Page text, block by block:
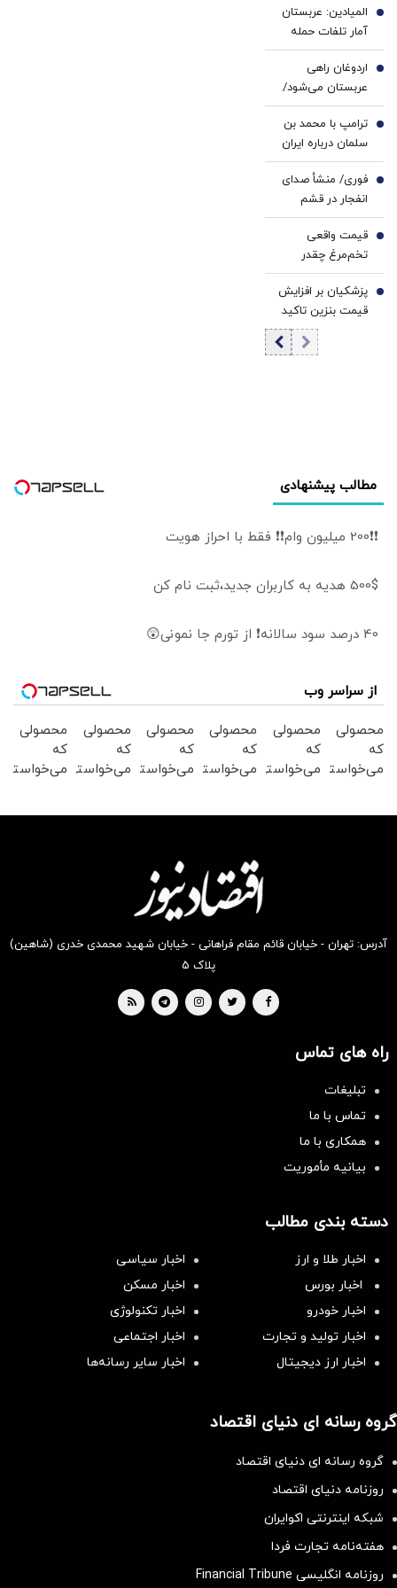
تنش، مقابله به
مثل می‌کنیم
المیادین: عربستان
آمار تلفات حمله
انصارالله را محرمانه
کرد
2
اردوغان راهی
عربستان می‌شود/
دیدار با محمد
بن‌سلمان در ریاض
3
ترامپ با محمد بن
سلمان درباره ایران
گفت‌وگو می‌کند/
جزئیات تماس
تلفنی
4
فوری/ منشأ صدای
انفجار در قشم
مشخص شد/ مقابه
با اهداف دشمن در
ورودی تنگه هرمز
5
قیمت واقعی
تخم‌مرغ چقدر
است؟/ مصرف
روزانه ۳ هزار و ۳۰۰
تن تخم مرغ در
6
پزشکیان بر افزایش
قیمت بنزین تاکید
7
مطالب پیشنهادی
❗❗200 میلیون وام❗❗ فقط با احراز هویت
500$ هدیه به کاربران جدید،ثبت نام کن
40 درصد سود سالانه❗ از تورم جا نمونی😲
از سراسر وب
محصولی
که
می‌خواستی
محصولی
که
می‌خواستی
محصولی
که
می‌خواستی
بخر !
محصولی
که
می‌خواستی
بخر !
محصولی
که
می‌خواستی
محصولی
که
می‌خواستی
آدرس: تهران - خیابان قائم مقام فراهانی - خیابان شهید محمدی خدری (شاهین)
پلاک ۵
راه های تماس
تبلیغات
تماس با ما
همکاری با ما
بیانیه مأموریت
دسته بندی مطالب
اخبار طلا و ارز
اخبار سیاسی
اخبار بورس
اخبار مسکن
اخبار خودرو
اخبار تکنولوژی
اخبار تولید و تجارت
اخبار اجتماعی
اخبار ارز دیجیتال
اخبار سایر رسانه‌‌ها
گروه رسانه ای دنیای اقتصاد
گروه رسانه ای دنیای اقتصاد
روزنامه دنیای اقتصاد
شبکه اینترنتی اکوایران
هفته‌نامه تجارت فردا
روزنامه انگلیسی Financial Tribune